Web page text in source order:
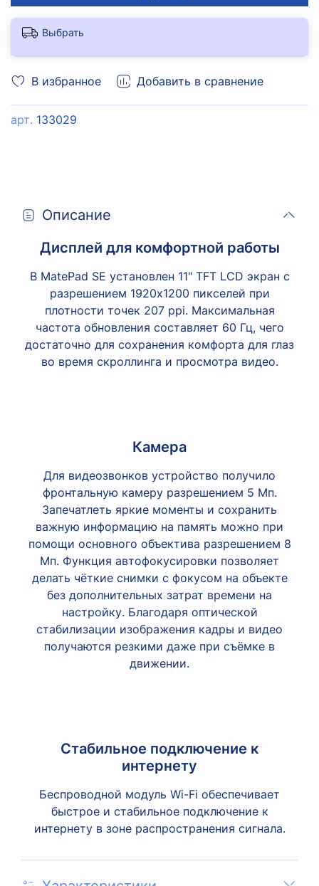
В избранное Добавить в сравнение
арт. 133029
Выбрать
Описание
Дисплей для комфортной работы
В MatePad SE установлен 11" TFT LCD экран с
разрешением 1920х1200 пикселей при
плотности точек 207 ppi. Максимальная
частота обновления составляет 60 Гц, чего
достаточно для сохранения комфорта для глаз
во время скроллинга и просмотра видео.
Камера
Для видеозвонков устройство получило
фронтальную камеру разрешением 5 Мп.
Запечатлеть яркие моменты и сохранить
важную информацию на память можно при
помощи основного объектива разрешением 8
Мп. Функция автофокусировки позволяет
делать чёткие снимки с фокусом на объекте
без дополнительных затрат времени на
настройку. Благодаря оптической
стабилизации изображения кадры и видео
получаются резкими даже при съёмке в
движении.
Стабильное подключение к
интернету
Беспроводной модуль Wi-Fi обеспечивает
быстрое и стабильное подключение к
интернету в зоне распространения сигнала.